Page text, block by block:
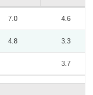
7.0 4.6
4.8 3.3
3.7